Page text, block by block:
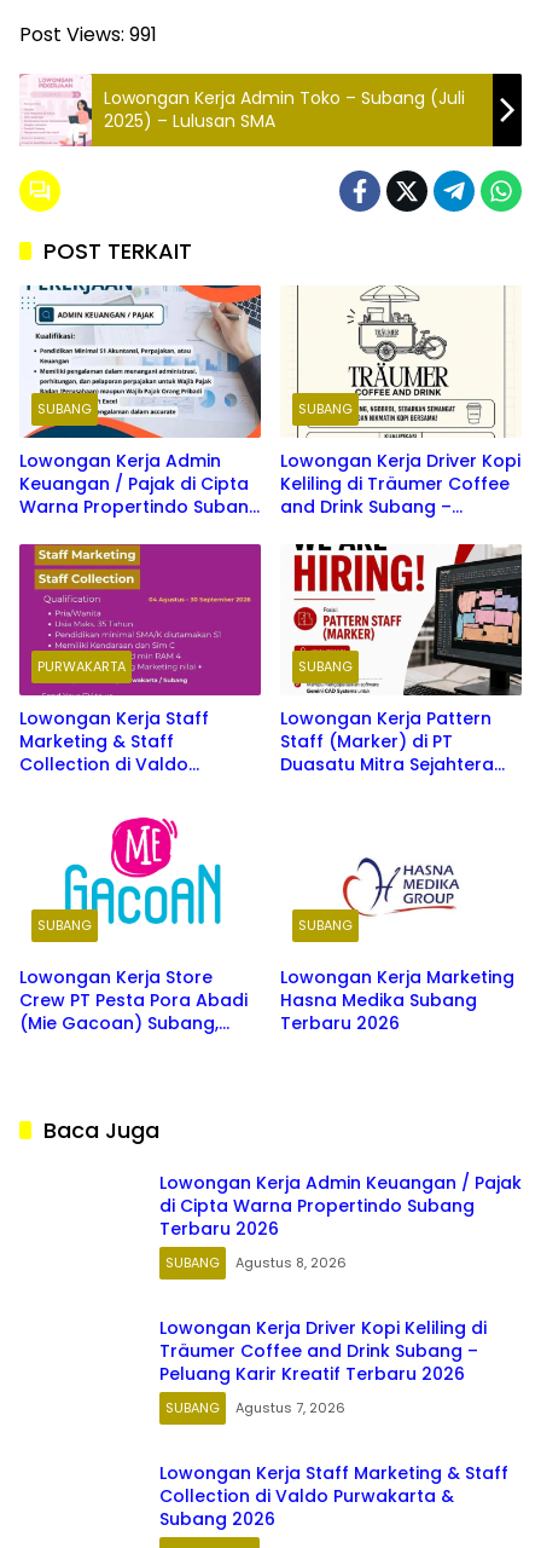
Post Views: 991
Lowongan Kerja Admin Toko – Subang (Juli
2025) – Lulusan SMA
POST TERKAIT
SUBANG
Lowongan Kerja Admin
Keuangan / Pajak di Cipta
Warna Propertindo Subang
SUBANG
Lowongan Kerja Driver Kopi
Keliling di Träumer Coffee
and Drink Subang –
Terbaru 2026
PURWAKARTA
Lowongan Kerja Staff
Marketing & Staff
Collection di Valdo
SUBANG
Lowongan Kerja Pattern
Staff (Marker) di PT
Duasatu Mitra Sejahtera
SUBANG
Lowongan Kerja Store
Crew PT Pesta Pora Abadi
(Mie Gacoan) Subang,
SUBANG
Lowongan Kerja Marketing
Hasna Medika Subang
Terbaru 2026
Baca Juga
Lowongan Kerja Admin Keuangan / Pajak
di Cipta Warna Propertindo Subang
Terbaru 2026
SUBANG Agustus 8, 2026
Lowongan Kerja Driver Kopi Keliling di
Träumer Coffee and Drink Subang –
Peluang Karir Kreatif Terbaru 2026
SUBANG Agustus 7, 2026
Lowongan Kerja Staff Marketing & Staff
Collection di Valdo Purwakarta &
Subang 2026